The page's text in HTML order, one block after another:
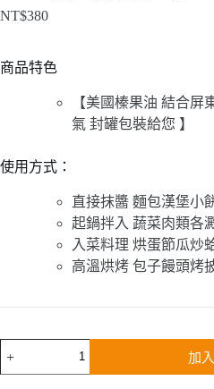
NT$380
商品特色
【美國榛果油 結合屏
氣 封罐包裝給您 】
使用方式：
直接抹醬 麵包漢堡小
起鍋拌入 蔬菜肉類各
入菜料理 烘蛋節瓜炒
高溫烘烤 包子饅頭烤
Lé
Vera
榛
加